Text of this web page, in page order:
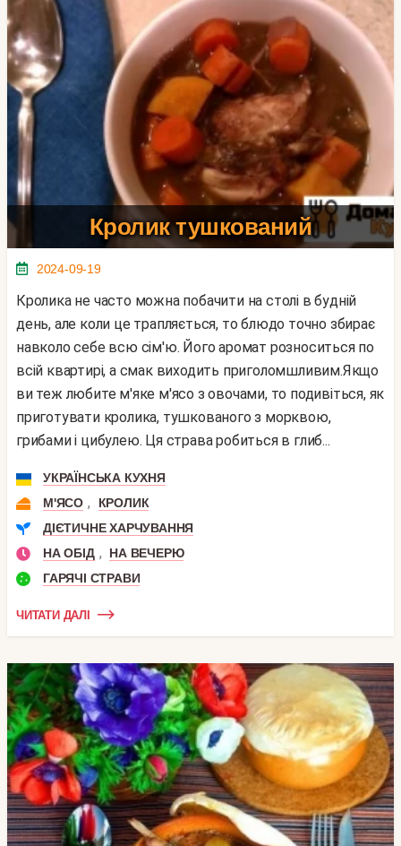
Кролик тушкований
2024-09-19
Кролика не часто можна побачити на столі в будній
день, але коли це трапляється, то блюдо точно збирає
навколо себе всю сім'ю. Його аромат розноситься по
всій квартирі, а смак виходить приголомшливим.Якщо
ви теж любите м'яке м'ясо з овочами, то подивіться, як
приготувати кролика, тушкованого з морквою,
грибами і цибулею. Ця страва робиться в глиб...
УКРАЇНСЬКА КУХНЯ
М'ЯСО ,
КРОЛИК
ДІЄТИЧНЕ ХАРЧУВАННЯ
НА ОБІД ,
НА ВЕЧЕРЮ
ГАРЯЧІ СТРАВИ
ЧИТАТИ ДАЛІ